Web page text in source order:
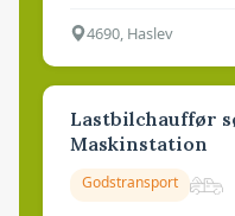
4690, Haslev
Lastbilchauffør
Maskinstation
Godstransport